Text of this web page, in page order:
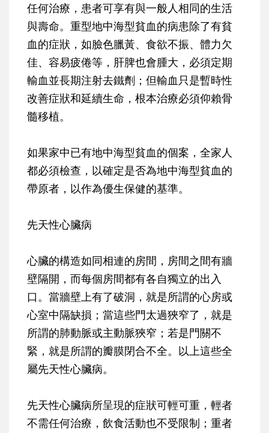
任何治療，患者可享有與一般人相同的生活
與壽命。重型地中海型貧血的病患除了有貧
血的症狀，如臉色臘黃、食欲不振、體力欠
佳、容易疲倦等，肝脾也會腫大，必須定期
輸血並長期注射去鐵劑；但輸血只是暫時性
改善症狀和延續生命，根本治療必須仰賴骨
髓移植。
如果家中已有地中海型貧血的個案，全家人
都必須檢查，以確定是否為地中海型貧血的
帶原者，以作為優生保健的基準。
先天性心臟病
心臟的構造如同相連的房間，房間之間有牆
壁隔開，而每個房間都有各自獨立的出入
口。當牆壁上有了破洞，就是所謂的心房或
心室中隔缺損；當這些門太過狹窄了，就是
所謂的肺動脈或主動脈狹窄；若是門關不
緊，就是所謂的瓣膜閉合不全。以上這些全
屬先天性心臟病。
先天性心臟病所呈現的症狀可輕可重，輕者
不需任何治療，飲食活動也不受限制；重者